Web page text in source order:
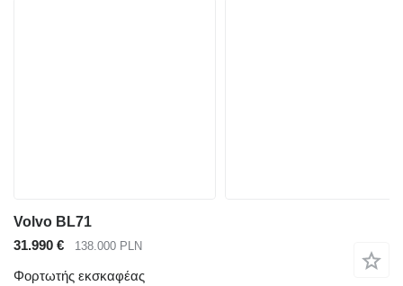
Volvo BL71
31.990 €
138.000 PLN
Φορτωτής εκσκαφέας